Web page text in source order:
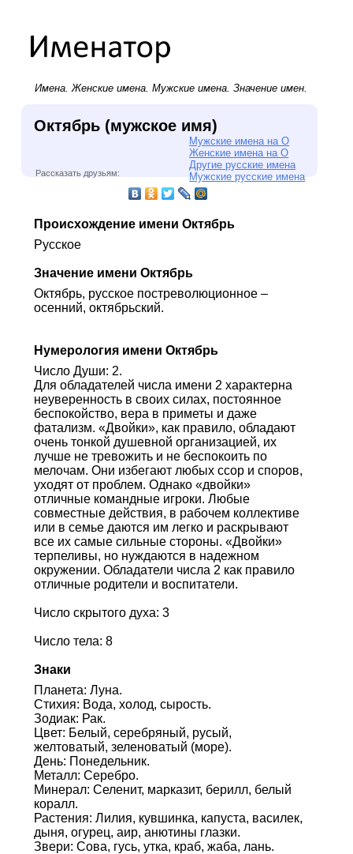
Имена.Женские имена. Мужские имена. Значение имен.
Октябрь (мужское имя)
Мужские имена на О
Женские имена на О
Другие русские имена
Мужские русские имена
Рассказать друзьям:
Происхождение имени Октябрь
Русское
Значение имени Октябрь
Октябрь, русское постреволюционное –
осенний, октябрьский.
Нумерология имени Октябрь
Число Души: 2.
Для обладателей числа имени 2 характерна
неуверенность в своих силах, постоянное
беспокойство, вера в приметы и даже
фатализм. «Двойки», как правило, обладают
очень тонкой душевной организацией, их
лучше не тревожить и не беспокоить по
мелочам. Они избегают любых ссор и споров,
уходят от проблем. Однако «двойки»
отличные командные игроки. Любые
совместные действия, в рабочем коллективе
или в семье даются им легко и раскрывают
все их самые сильные стороны. «Двойки»
терпеливы, но нуждаются в надежном
окружении. Обладатели числа 2 как правило
отличные родители и воспитатели.
Число скрытого духа: 3
Число тела: 8
Знаки
Планета: Луна.
Стихия: Вода, холод, сырость.
Зодиак: Рак.
Цвет: Белый, серебряный, русый,
желтоватый, зеленоватый (море).
День: Понедельник.
Металл: Серебро.
Минерал: Селенит, марказит, берилл, белый
коралл.
Растения: Лилия, кувшинка, капуста, василек,
дыня, огурец, аир, анютины глазки.
Звери: Сова, гусь, утка, краб, жаба, лань.